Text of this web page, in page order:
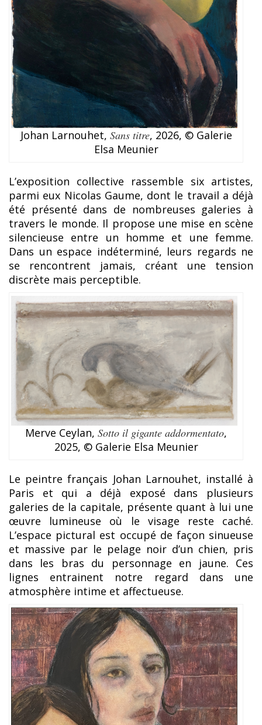
Johan Larnouhet, Sans titre, 2026, © Galerie
Elsa Meunier
L’exposition collective rassemble six artistes,
parmi eux Nicolas Gaume, dont le travail a déjà
été présenté dans de nombreuses galeries à
travers le monde. Il propose une mise en scène
silencieuse entre un homme et une femme.
Dans un espace indéterminé, leurs regards ne
se rencontrent jamais, créant une tension
discrète mais perceptible.
Merve Ceylan,Sotto il gigante addormentato,
2025, © Galerie Elsa Meunier
Le peintre français Johan Larnouhet, installé à
Paris et qui a déjà exposé dans plusieurs
galeries de la capitale, présente quant à lui une
œuvre lumineuse où le visage reste caché.
L’espace pictural est occupé de façon sinueuse
et massive par le pelage noir d’un chien, pris
dans les bras du personnage en jaune. Ces
lignes entrainent notre regard dans une
atmosphère intime et affectueuse.